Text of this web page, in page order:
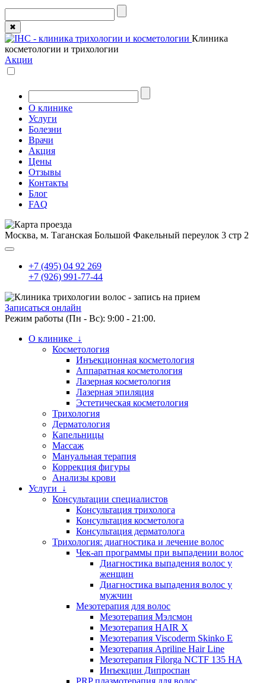
✖
Клиника
косметологии и трихологии
Акции
О клинике
Услуги
Болезни
Врачи
Акция
Цены
Отзывы
Контакты
Блог
FAQ
Москва, м. Таганская Большой Факельный переулок 3 стр 2
+7 (495) 04 92 269
+7 (926) 991-77-44
Записаться онлайн
Режим работы (Пн - Вс): 9:00 - 21:00.
О клинике ↓
Косметология
Инъекционная косметология
Аппаратная косметология
Лазерная косметология
Лазерная эпиляция
Эстетическая косметология
Трихология
Дерматология
Капельницы
Массаж
Мануальная терапия
Коррекция фигуры
Анализы крови
Услуги ↓
Консультации специалистов
Консультация трихолога
Консультация косметолога
Консультация дерматолога
Трихология: диагностика и лечение волос
Чек-ап программы при выпадении волос
Диагностика выпадения волос у
женщин
Диагностика выпадения волос у
мужчин
Мезотерапия для волос
Мезотерапия Мэлсмон
Мезотерапия HAIR X
Мезотерапия Viscoderm Skinko E
Мезотерапия Apriline Hair Line
Мезотерапия Filorga NCTF 135 HA
Инъекции Дипроспан
PRP плазмотерапия для волос